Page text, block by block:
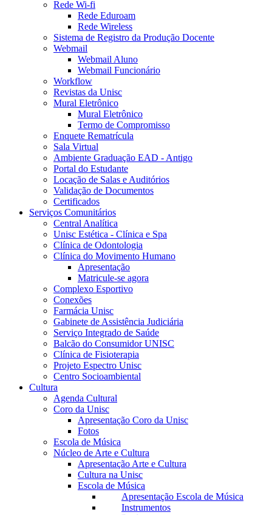
Rede Wi-fi
Rede Eduroam
Rede Wireless
Sistema de Registro da Produção Docente
Webmail
Webmail Aluno
Webmail Funcionário
Workflow
Revistas da Unisc
Mural Eletrônico
Mural Eletrônico
Termo de Compromisso
Enquete Rematrícula
Sala Virtual
Ambiente Graduação EAD - Antigo
Portal do Estudante
Locação de Salas e Auditórios
Validação de Documentos
Certificados
Serviços Comunitários
Central Analítica
Unisc Estética - Clínica e Spa
Clínica de Odontologia
Clínica do Movimento Humano
Apresentação
Matricule-se agora
Complexo Esportivo
Conexões
Farmácia Unisc
Gabinete de Assistência Judiciária
Serviço Integrado de Saúde
Balcão do Consumidor UNISC
Clínica de Fisioterapia
Projeto Espectro Unisc
Centro Socioambiental
Cultura
Agenda Cultural
Coro da Unisc
Apresentação Coro da Unisc
Fotos
Escola de Música
Núcleo de Arte e Cultura
Apresentação Arte e Cultura
Cultura na Unisc
Escola de Música
Apresentação Escola de Música
Instrumentos